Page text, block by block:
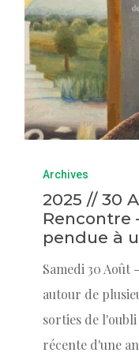
Archives
2025 // 30
Rencontre
pendue à
Samedi 30 Août
autour de
sorties de
récente d'une